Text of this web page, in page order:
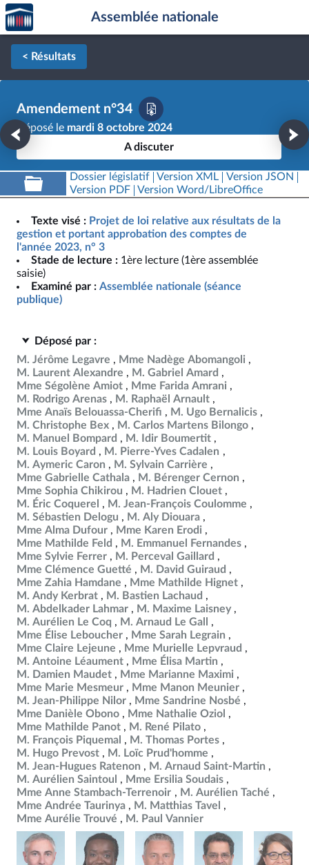
Aller au contenu
Aller en bas de la page
Accèder
à la
page
d'accueil
Assemblée nationale
< Résultats
Amendement n°34
Déposé le mardi 8 octobre 2024
A discuter
Dossier législatif Version XML
Version JSON
Version PDF
Version Word/LibreOffice
Texte visé : Projet de loi relative aux résultats de la
gestion et portant approbation des comptes de
l'année 2023, n° 3
Stade de lecture : 1ère lecture (1ère assemblée
saisie)
Examiné par : Assemblée nationale (séance
publique)
Déposé par :
M. Jérôme Legavre
Mme Nadège Abomangoli
M. Laurent Alexandre
M. Gabriel Amard
Mme Ségolène Amiot
Mme Farida Amrani
M. Rodrigo Arenas
M. Raphaël Arnault
Mme Anaïs Belouassa-Cherifi
M. Ugo Bernalicis
M. Christophe Bex
M. Carlos Martens Bilongo
M. Manuel Bompard
M. Idir Boumertit
M. Louis Boyard
M. Pierre-Yves Cadalen
M. Aymeric Caron
M. Sylvain Carrière
Mme Gabrielle Cathala
M. Bérenger Cernon
Mme Sophia Chikirou
M. Hadrien Clouet
M. Éric Coquerel
M. Jean-François Coulomme
M. Sébastien Delogu
M. Aly Diouara
Mme Alma Dufour
Mme Karen Erodi
Mme Mathilde Feld
M. Emmanuel Fernandes
Mme Sylvie Ferrer
M. Perceval Gaillard
Mme Clémence Guetté
M. David Guiraud
Mme Zahia Hamdane
Mme Mathilde Hignet
M. Andy Kerbrat
M. Bastien Lachaud
M. Abdelkader Lahmar
M. Maxime Laisney
M. Aurélien Le Coq
M. Arnaud Le Gall
Mme Élise Leboucher
Mme Sarah Legrain
Mme Claire Lejeune
Mme Murielle Lepvraud
M. Antoine Léaument
Mme Élisa Martin
M. Damien Maudet
Mme Marianne Maximi
Mme Marie Mesmeur
Mme Manon Meunier
M. Jean-Philippe Nilor
Mme Sandrine Nosbé
Mme Danièle Obono
Mme Nathalie Oziol
Mme Mathilde Panot
M. René Pilato
M. François Piquemal
M. Thomas Portes
M. Hugo Prevost
M. Loïc Prud'homme
M. Jean-Hugues Ratenon
M. Arnaud Saint-Martin
M. Aurélien Saintoul
Mme Ersilia Soudais
Mme Anne Stambach-Terrenoir
M. Aurélien Taché
Mme Andrée Taurinya
M. Matthias Tavel
Mme Aurélie Trouvé
M. Paul Vannier